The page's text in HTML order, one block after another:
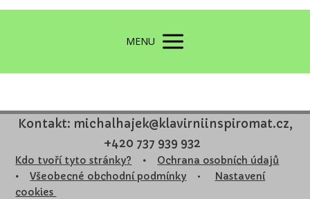
MENU
Kontakt: michalhajek@klavirniinspiromat.cz,
+420 737 939 932
Kdo tvoří tyto stránky? •
Ochrana osobních údajů
•
Všeobecné obchodní podmínky • Nastavení
cookies